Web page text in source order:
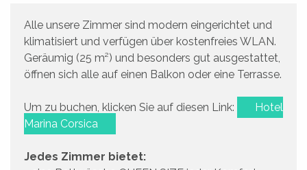
Alle unsere Zimmer sind modern eingerichtet und
klimatisiert und verfügen über kostenfreies WLAN.
Geräumig (25 m²) und besonders gut ausgestattet,
öffnen sich alle auf einen Balkon oder eine Terrasse.
Um zu buchen, klicken Sie auf diesen Link:
Hotel
Marina Corsica
Jedes Zimmer bietet: